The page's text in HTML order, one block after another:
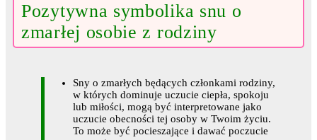
Pozytywna symbolika snu o
zmarłej osobie z rodziny
Sny o zmarłych będących członkami rodziny,
w których dominuje uczucie ciepła, spokoju
lub miłości, mogą być interpretowane jako
uczucie obecności tej osoby w Twoim życiu.
To może być pocieszające i dawać poczucie